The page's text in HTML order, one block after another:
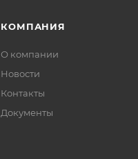
КОМПАНИЯ
О компании
Новости
Контакты
Документы